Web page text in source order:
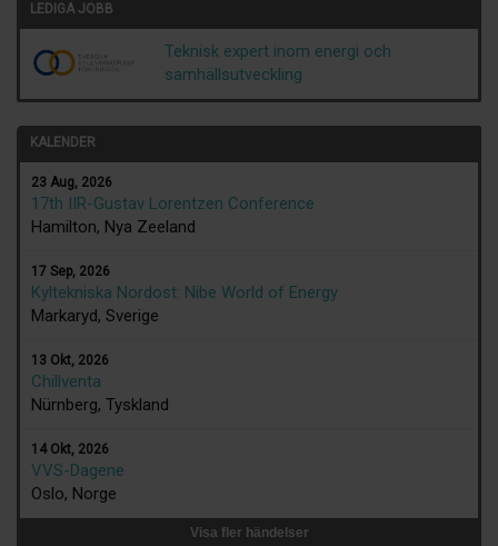
LEDIGA JOBB
Teknisk expert inom energi och
samhällsutveckling
KALENDER
23 Aug, 2026
17th IIR-Gustav Lorentzen Conference
Hamilton, Nya Zeeland
17 Sep, 2026
Kyltekniska Nordost: Nibe World of Energy
Markaryd, Sverige
13 Okt, 2026
Chillventa
Nürnberg, Tyskland
14 Okt, 2026
VVS-Dagene
Oslo, Norge
Visa fler händelser